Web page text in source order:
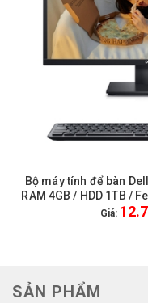
Bộ máy tính để bàn
RAM 4GB / HDD 1TB /
Pro + Màn hình Dell
Giá:
SẢN PHẨM